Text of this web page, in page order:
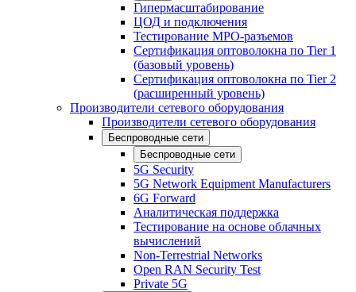
Гипермасштабирование
ЦОД и подключения
Тестирование МРО-разъемов
Сертификация оптоволокна по Tier 1
(базовый уровень)
Сертификация оптоволокна по Tier 2
(расширенный уровень)
Производители сетевого оборудования
Производители сетевого оборудования
Беспроводные сети
Беспроводные сети
5G Security
5G Network Equipment Manufacturers
6G Forward
Аналитическая поддержка
Тестирование на основе облачных
вычислений
Non-Terrestrial Networks
Open RAN Security Test
Private 5G